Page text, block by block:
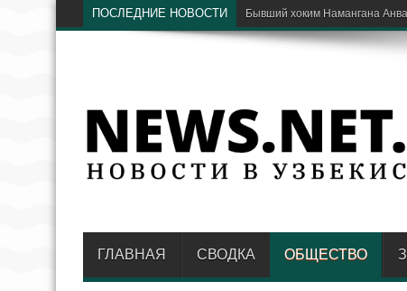
ПОСЛЕДНИЕ НОВОСТИ Президенты Узбекистана и
ГЛАВНАЯ СВОДКА ОБЩЕСТВО